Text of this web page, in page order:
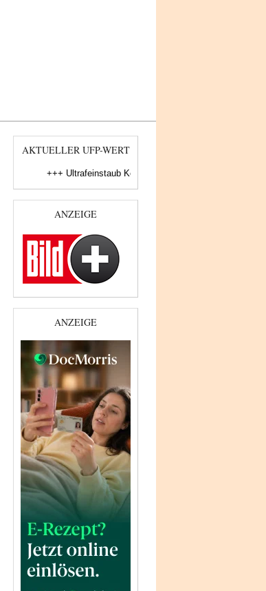
AKTUELLER UFP-WERT
+++ Ultrafeinstaub Konzentration am BER, Maximaler
ANZEIGE
ANZEIGE